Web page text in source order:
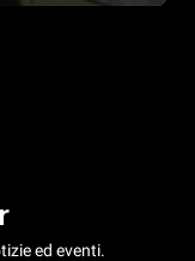
ed eventi.